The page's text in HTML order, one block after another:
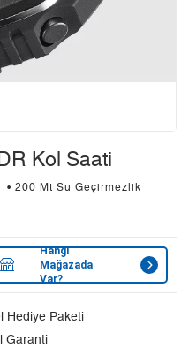
Kol Saati
• 200 Mt Su Geçirmezlik
Hangi
Mağazada
Var?
Hediye Paketi
Garanti